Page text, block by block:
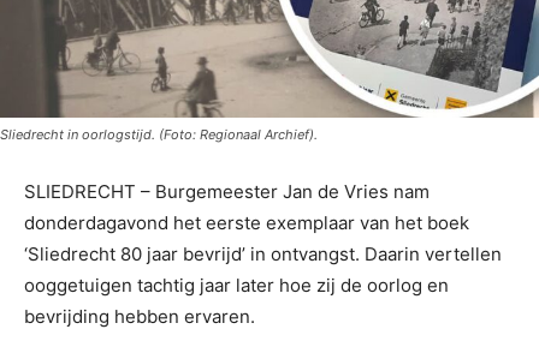
Sliedrecht in oorlogstijd. (Foto: Regionaal Archief).
SLIEDRECHT – Burgemeester Jan de Vries nam
donderdagavond het eerste exemplaar van het boek
‘Sliedrecht 80 jaar bevrijd’ in ontvangst. Daarin vertellen
ooggetuigen tachtig jaar later hoe zij de oorlog en
bevrijding hebben ervaren.